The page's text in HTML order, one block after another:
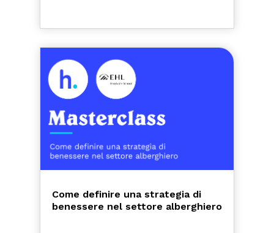
Come definire una strategia di
benessere nel settore alberghiero